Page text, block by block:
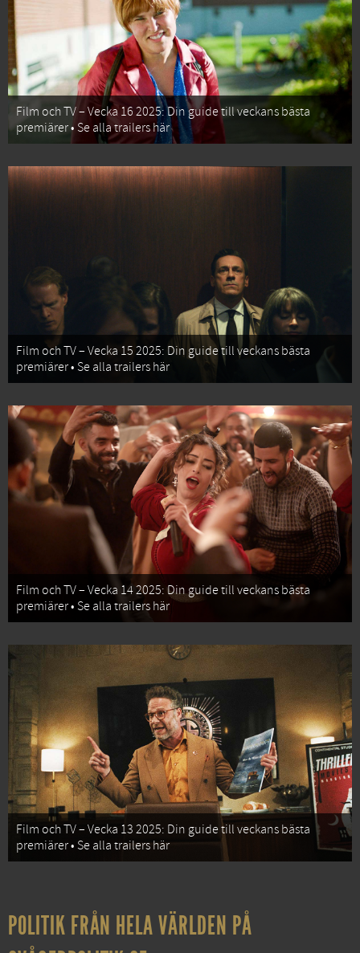
Film och TV – Vecka 16 2025: Din guide till veckans bästa
premiärer • Se alla trailers här
Film och TV – Vecka 15 2025: Din guide till veckans bästa
premiärer • Se alla trailers här
Film och TV – Vecka 14 2025: Din guide till veckans bästa
premiärer • Se alla trailers här
Film och TV – Vecka 13 2025: Din guide till veckans bästa
premiärer • Se alla trailers här
POLITIK FRÅN HELA VÄRLDEN PÅ